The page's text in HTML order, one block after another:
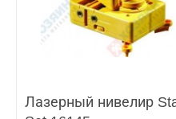
Лазерный нивелир